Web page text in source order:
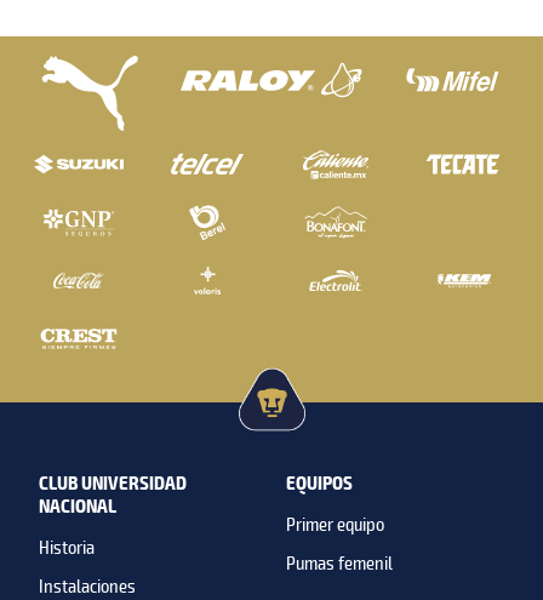
CLUB UNIVERSIDAD
NACIONAL
Historia
Instalaciones
EQUIPOS
Primer equipo
Pumas femenil